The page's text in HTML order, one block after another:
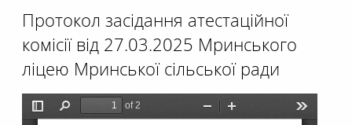
Протокол засідання атестаційної
комісії від 27.03.2025 Мринського
ліцею Мринської сільської ради